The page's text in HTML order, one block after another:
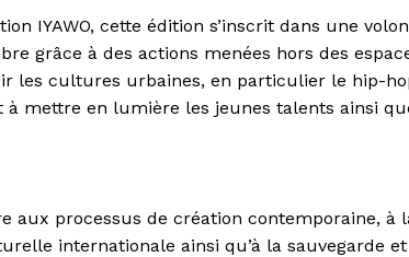
IYAWO, cette édition s’inscrit dans une
grâce à des actions menées hors des
les cultures urbaines, en particulier le hip-
mettre en lumière les jeunes talents ainsi
aux processus de création contemporaine, à
internationale ainsi qu’à la sauvegarde